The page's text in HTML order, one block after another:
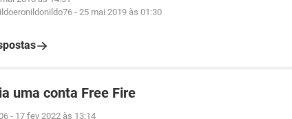
- 25 mai 2019 às 01:30
uma conta Free Fire
- 17 fev 2022 às 13:14